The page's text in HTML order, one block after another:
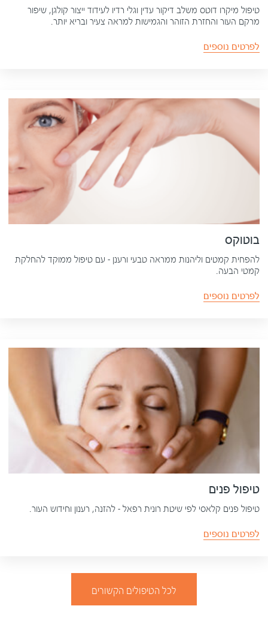
טיפול מיקרו דוטס משלב דיקור עדין וגלי רדיו לעידוד ייצור קולגן, שיפור
מרקם העור והחזרת הזוהר והגמישות למראה צעיר ובריא יותר.
לפרטים נוספים
בוטוקס
להפחית קמטים וליהנות ממראה טבעי ורענן – עם טיפול ממוקד להחלקת
קמטי הבעה.
לפרטים נוספים
טיפול פנים
טיפול פנים קלאסי לפי שיטת רונית רפאל – להזנה, רענון וחידוש העור.
לפרטים נוספים
לכל הטיפולים הקשורים